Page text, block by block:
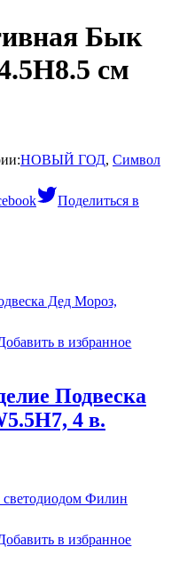
Бык
см
НОВЫЙ ГОД, Символ
Поделиться в
в избранное
Подвеска
4 в.
в избранное